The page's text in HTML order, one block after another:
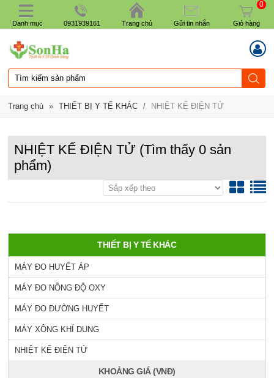
Danh mục 0931939161 Trang chủ Gửi tin nhắn
0
Giỏ hàng
Trang chủ » THIẾT BỊ Y TẾ KHÁC / NHIỆT KẾ ĐIỆN TỬ
NHIỆT KẾ ĐIỆN TỬ (Tìm thấy0 sản
phẩm)
THIẾT BỊ Y TẾ KHÁC
MÁY ĐO HUYẾT ÁP
MÁY ĐO NỒNG ĐỘ OXY
MÁY ĐO ĐƯỜNG HUYẾT
MÁY XÔNG KHÍ DUNG
NHIỆT KẾ ĐIỆN TỬ
KHOẢNG GIÁ (VNĐ)